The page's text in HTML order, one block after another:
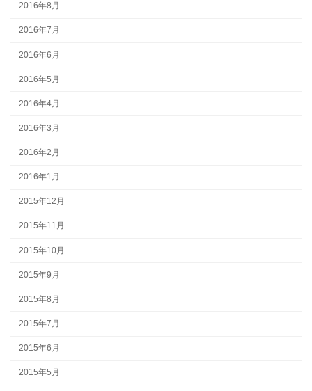
2016年8月
2016年7月
2016年6月
2016年5月
2016年4月
2016年3月
2016年2月
2016年1月
2015年12月
2015年11月
2015年10月
2015年9月
2015年8月
2015年7月
2015年6月
2015年5月